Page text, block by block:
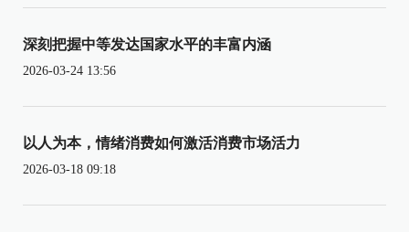
深刻把握中等发达国家水平的丰富内涵
2026-03-24 13:56
以人为本，情绪消费如何激活消费市场活力
2026-03-18 09:18